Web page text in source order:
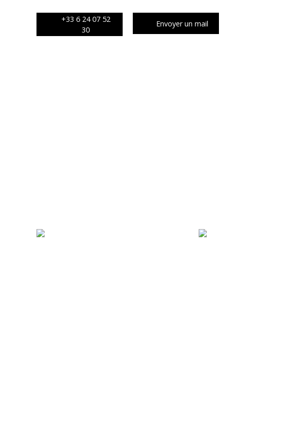
+33 6 24 07 52
30
Envoyer un mail